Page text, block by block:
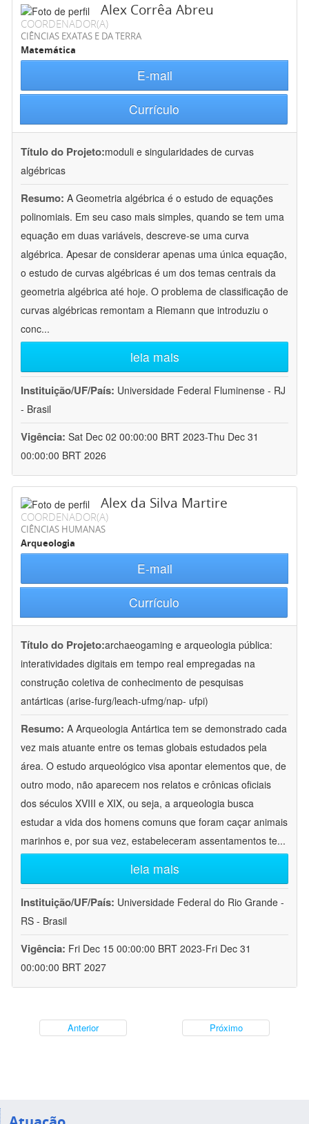
Alex Corrêa Abreu
COORDENADOR(A)
CIÊNCIAS EXATAS E DA TERRA
Matemática
E-mail
Currículo
Título do Projeto:moduli e singularidades de curvas
algébricas
Resumo: A Geometria algébrica é o estudo de equações
polinomiais. Em seu caso mais simples, quando se tem uma
equação em duas variáveis, descreve-se uma curva
algébrica. Apesar de considerar apenas uma única equação,
o estudo de curvas algébricas é um dos temas centrais da
geometria algébrica até hoje. O problema de classificação de
curvas algébricas remontam a Riemann que introduziu o
conc...
leia mais
Instituição/UF/País: Universidade Federal Fluminense - RJ
- Brasil
Vigência: Sat Dec 02 00:00:00 BRT 2023-Thu Dec 31
00:00:00 BRT 2026
Alex da Silva Martire
COORDENADOR(A)
CIÊNCIAS HUMANAS
Arqueologia
E-mail
Currículo
Título do Projeto:archaeogaming e arqueologia pública:
interatividades digitais em tempo real empregadas na
construção coletiva de conhecimento de pesquisas
antárticas (arise-furg/leach-ufmg/nap- ufpi)
Resumo: A Arqueologia Antártica tem se demonstrado cada
vez mais atuante entre os temas globais estudados pela
área. O estudo arqueológico visa apontar elementos que, de
outro modo, não aparecem nos relatos e crônicas oficiais
dos séculos XVIII e XIX, ou seja, a arqueologia busca
estudar a vida dos homens comuns que foram caçar animais
marinhos e, por sua vez, estabeleceram assentamentos te...
leia mais
Instituição/UF/País: Universidade Federal do Rio Grande -
RS - Brasil
Vigência: Fri Dec 15 00:00:00 BRT 2023-Fri Dec 31
00:00:00 BRT 2027
Anterior Próximo